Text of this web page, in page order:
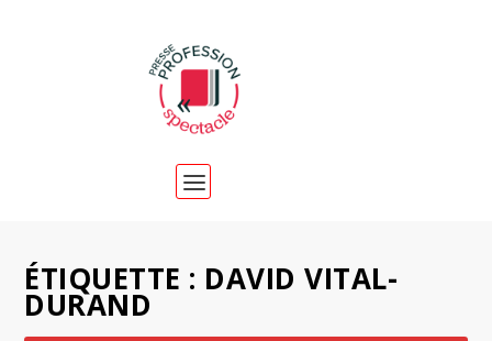
ÉTIQUETTE : DAVID VITAL-
DURAND